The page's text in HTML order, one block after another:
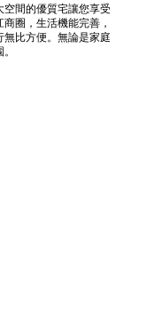
間的優質宅讓您享受
圈，生活機能完善，
比方便。無論是家庭